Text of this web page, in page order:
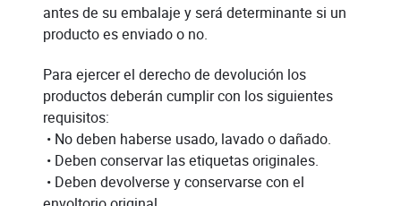
antes de su embalaje y será determinante si un
producto es enviado o no.
Para ejercer el derecho de devolución los
productos deberán cumplir con los siguientes
requisitos:
• No deben haberse usado, lavado o dañado.
• Deben conservar las etiquetas originales.
• Deben devolverse y conservarse con el